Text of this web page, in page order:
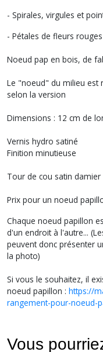
- Spirales, virgules et
- Pétales de fleurs
Noeud pap en bois, de
Le "noeud" du milieu est
selon la version
Dimensions : 12 cm de
Vernis hydro satiné
Finition minutieuse
Tour de cou satin
Prix pour un noeud
Chaque noeud papillon
d'un endroit à l'autre...
peuvent donc présenter
la photo)
Si vous le souhaitez, il
noeud papillon : https://
rangement-pour-noeud-
Vous